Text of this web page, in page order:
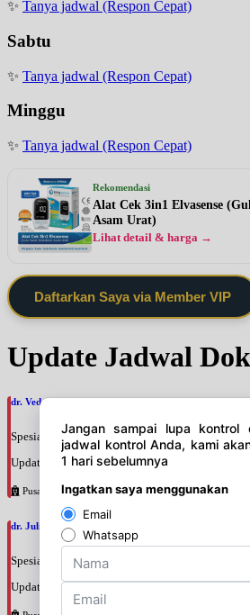
✨ Tanya jadwal (Respon Cepat)
Sabtu
✨ Tanya jadwal (Respon Cepat)
Minggu
✨ Tanya jadwal (Respon Cepat)
Rekomendasi
Alat Cek 3in1 Elvasense
Asam Urat)
Lihat detail & harga →
Daftarkan Saya via Member VIP
Update Jadwal
dr. Veda Charissa Nilampaka Parama Putri, SpM
Spesialis: Mata
Update terakhir: 2026-08-07 18:53:32
Pusat Pertamina
dr. Julianti Adji, SpM
Spesialis: Mata
Update terakhir: 2026-08-07 18:51:12